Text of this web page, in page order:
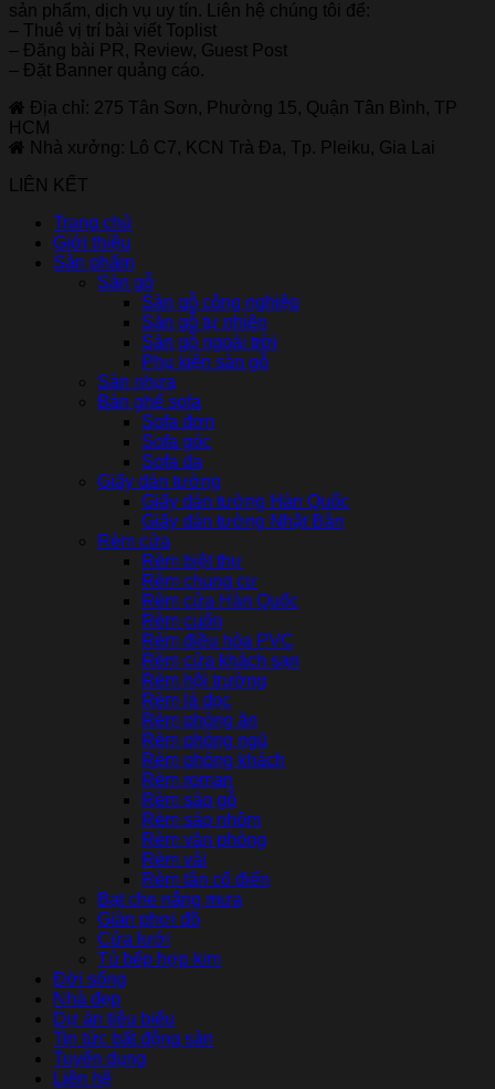
sản phẩm, dịch vụ uy tín. Liên hệ chúng tôi để:
– Thuê vị trí bài viết Toplist
– Đăng bài PR, Review, Guest Post
– Đặt Banner quảng cáo.
Địa chỉ: 275 Tân Sơn, Phường 15, Quận Tân Bình, TP
HCM
Nhà xưởng: Lô C7, KCN Trà Đa, Tp. Pleiku, Gia Lai
LIÊN KẾT
Trang chủ
Giới thiệu
Sản phẩm
Sàn gỗ
Sàn gỗ công nghiệp
Sàn gỗ tự nhiên
Sàn gỗ ngoài trời
Phụ kiện sàn gỗ
Sàn nhựa
Bàn ghế sofa
Sofa đơn
Sofa góc
Sofa da
Giấy dán tường
Giấy dán tường Hàn Quốc
Giấy dán tường Nhật Bản
Rèm cửa
Rèm biệt thự
Rèm chung cư
Rèm cửa Hàn Quốc
Rèm cuốn
Rèm điều hòa PVC
Rèm cửa khách sạn
Rèm hội trường
Rèm lá dọc
Rèm phòng ăn
Rèm phòng ngủ
Rèm phòng khách
Rèm roman
Rèm sáo gỗ
Rèm sáo nhôm
Rèm văn phòng
Rèm vải
Rèm tân cổ điển
Bạt che nắng mưa
Giàn phơi đồ
Cửa lưới
Tủ bếp hợp kim
Đời sống
Nhà đẹp
Dự án tiêu biểu
Tin tức bất động sản
Tuyển dụng
Liên hệ